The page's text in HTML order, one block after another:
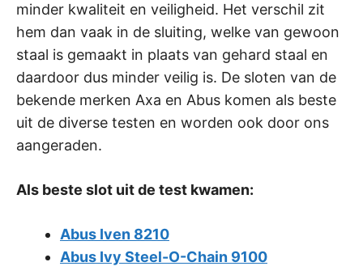
minder kwaliteit en veiligheid. Het verschil zit
hem dan vaak in de sluiting, welke van gewoon
staal is gemaakt in plaats van gehard staal en
daardoor dus minder veilig is. De sloten van de
bekende merken Axa en Abus komen als beste
uit de diverse testen en worden ook door ons
aangeraden.
Als beste slot uit de test kwamen:
Abus Iven 8210
Abus Ivy Steel-O-Chain 9100